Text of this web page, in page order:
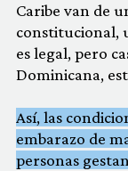
Caribe van de
constitucional,
es legal, pero
Dominicana,
Así, las
embarazo de
personas